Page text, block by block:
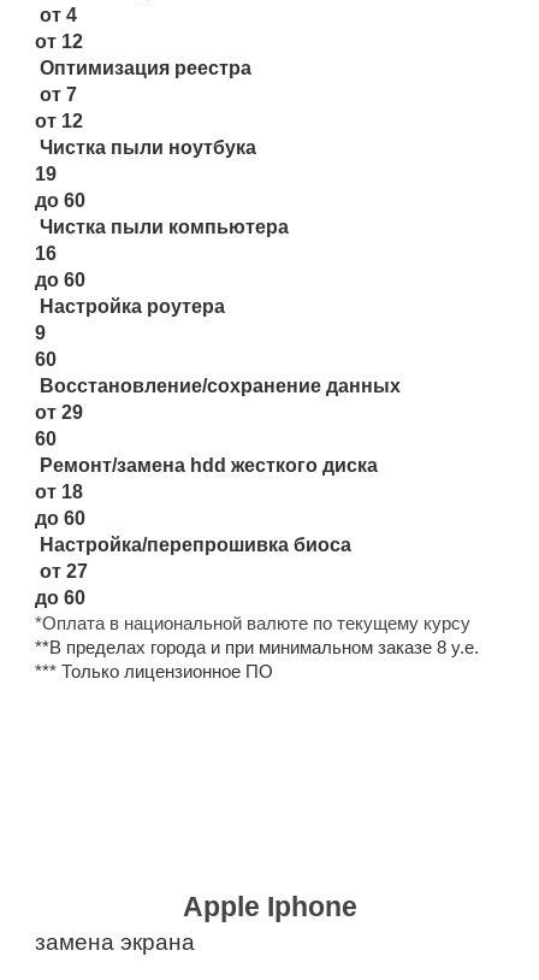
от 4
от 12
Оптимизация реестра
от 7
от 12
Чистка пыли ноутбука
19
до 60
Чистка пыли компьютера
16
до 60
Настройка роутера
9
60
Восстановление/сохранение данных
от 29
60
Ремонт/замена hdd жесткого диска
от 18
до 60
Настройка/перепрошивка биоса
от 27
до 60
*Оплата в национальной валюте по текущему курсу
**В пределах города и при минимальном заказе 8 у.е.
*** Только лицензионное ПО
Apple Iphone
замена экрана